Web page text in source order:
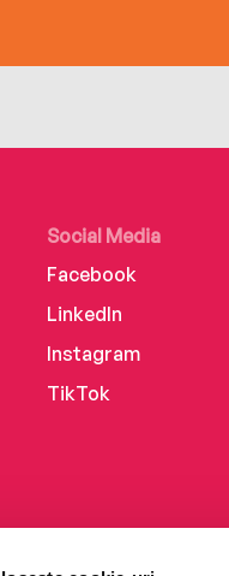
Social Media
Facebook
LinkedIn
Instagram
TikTok